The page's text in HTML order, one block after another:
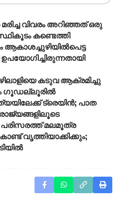
മരിച്ച വിവരം അറിഞ്ഞത് ഒരു
കണ്ടെത്തി
ആകാശച്ചുഴിയില്‍പെട്ട
കടുവ ആക്രമിച്ചു
ഗൂഡല്ലൂരില്‍
ട്രെയിൻ; പാത
പരിസരത്ത് മലമൂത്ര
വൃത്തിയാക്കിക്കും;